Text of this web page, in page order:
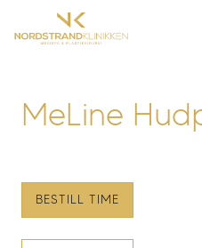
MeLine
BESTILL TIME